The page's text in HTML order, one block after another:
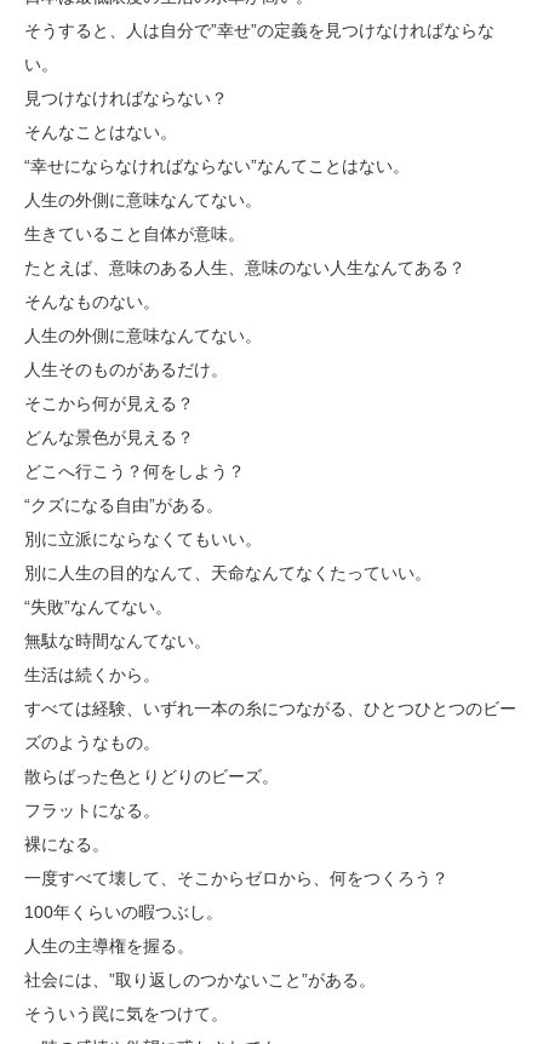
そうすると、人は自分で”幸せ”の定義を見つけなければならな
い。
見つけなければならない？
そんなことはない。
“幸せにならなければならない”なんてことはない。
人生の外側に意味なんてない。
生きていること自体が意味。
たとえば、意味のある人生、意味のない人生なんてある？
そんなものない。
人生の外側に意味なんてない。
人生そのものがあるだけ。
そこから何が見える？
どんな景色が見える？
どこへ行こう？何をしよう？
“クズになる自由”がある。
別に立派にならなくてもいい。
別に人生の目的なんて、天命なんてなくたっていい。
“失敗”なんてない。
無駄な時間なんてない。
生活は続くから。
すべては経験、いずれ一本の糸につながる、ひとつひとつのビー
ズのようなもの。
散らばった色とりどりのビーズ。
フラットになる。
裸になる。
一度すべて壊して、そこからゼロから、何をつくろう？
100年くらいの暇つぶし。
人生の主導権を握る。
社会には、”取り返しのつかないこと”がある。
そういう罠に気をつけて。